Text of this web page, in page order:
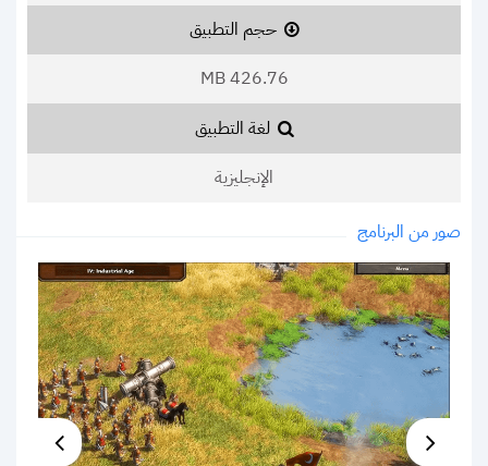
حجم التطبيق
426.76 MB
لغة التطبيق
الإنجليزية
صور من البرنامج